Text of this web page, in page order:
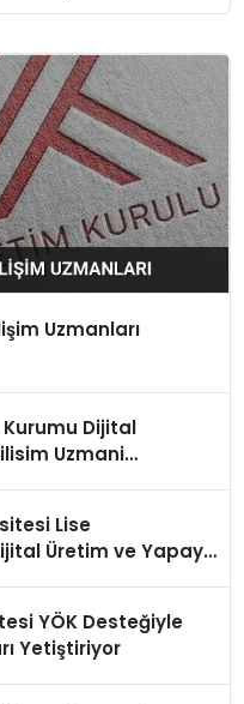
Uzmanları
Dijital
Uzmani
Lise
Üretim ve Yapay
YÖK Desteğiyle
Yetiştiriyor